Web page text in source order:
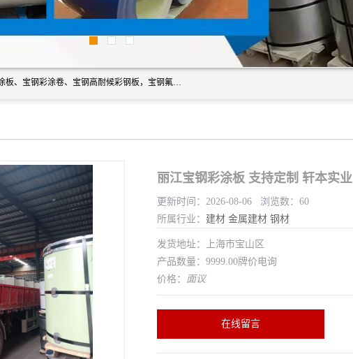
上海轩本实业有限公司主营产品：宝钢彩钢板、宝钢彩钢卷、宝钢彩涂板、宝钢彩涂卷、宝钢高耐候彩钢板，宝钢氟碳彩钢板。是一家集钢铁贸易，物流、加工为一体的产业全配套公司。
丽江宝钢彩涂板 支持定制 轩本实业
更新时间：2026-08-06 浏览数：60
所属行业： 建材 金属建材 钢材
发货地址：上海市宝山区
产品数量：9999.00牌价电询
价格： 面议
在线留言